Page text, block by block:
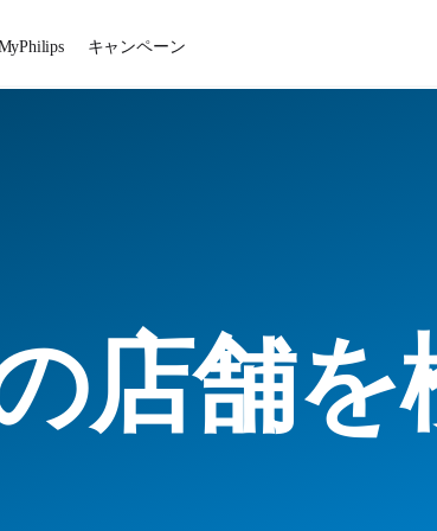
キャンペーン
店舗を